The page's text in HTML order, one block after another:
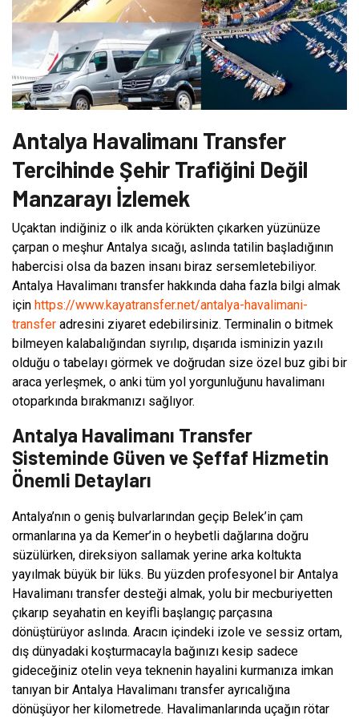
Antalya Havalimanı Transfer
Tercihinde Şehir Trafiğini Değil
Manzarayı İzlemek
Uçaktan indiğiniz o ilk anda körükten çıkarken yüzünüze
çarpan o meşhur Antalya sıcağı, aslında tatilin başladığının
habercisi olsa da bazen insanı biraz sersemletebiliyor.
Antalya Havalimanı transfer hakkında daha fazla bilgi almak
için https://www.kayatransfer.net/antalya-havalimani-
transfer adresini ziyaret edebilirsiniz. Terminalin o bitmek
bilmeyen kalabalığından sıyrılıp, dışarıda isminizin yazılı
olduğu o tabelayı görmek ve doğrudan size özel buz gibi bir
araca yerleşmek, o anki tüm yol yorgunluğunu havalimanı
otoparkında bırakmanızı sağlıyor.
Antalya Havalimanı Transfer
Sisteminde Güven ve Şeffaf Hizmetin
Önemli Detayları
Antalya’nın o geniş bulvarlarından geçip Belek’in çam
ormanlarına ya da Kemer’in o heybetli dağlarına doğru
süzülürken, direksiyon sallamak yerine arka koltukta
yayılmak büyük bir lüks. Bu yüzden profesyonel bir Antalya
Havalimanı transfer desteği almak, yolu bir mecburiyetten
çıkarıp seyahatin en keyifli başlangıç parçasına
dönüştürüyor aslında. Aracın içindeki izole ve sessiz ortam,
dış dünyadaki koşturmacayla bağınızı kesip sadece
gideceğiniz otelin veya teknenin hayalini kurmanıza imkan
tanıyan bir Antalya Havalimanı transfer ayrıcalığına
dönüşüyor her kilometrede. Havalimanlarında uçağın rötar